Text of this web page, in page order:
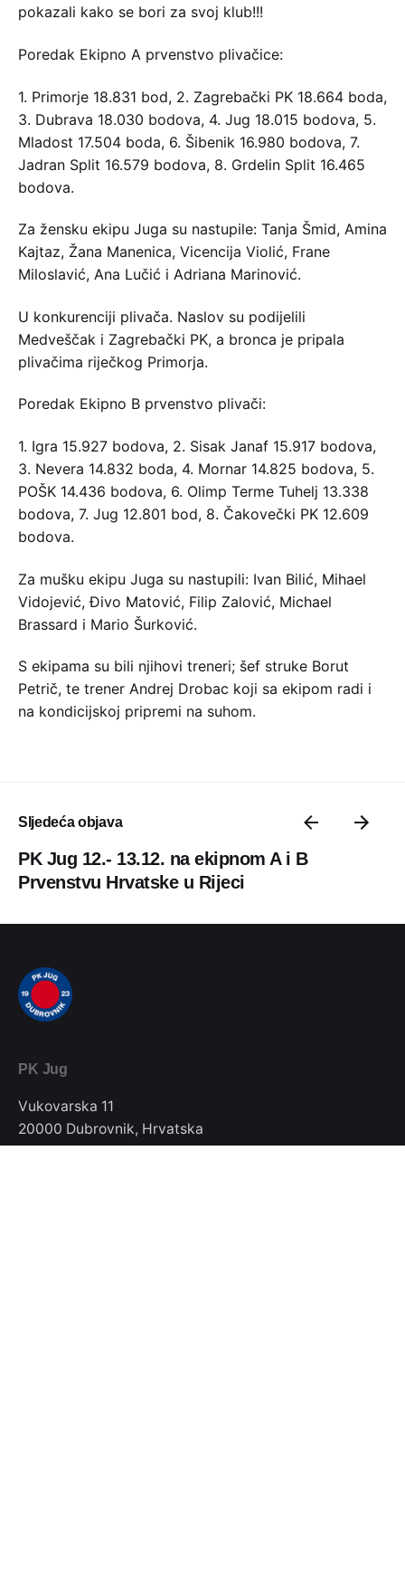
pokazali kako se bori za svoj klub!!!
Poredak Ekipno A prvenstvo plivačice:
1. Primorje 18.831 bod, 2. Zagrebački PK 18.664 boda,
3. Dubrava 18.030 bodova, 4. Jug 18.015 bodova, 5.
Mladost 17.504 boda, 6. Šibenik 16.980 bodova, 7.
Jadran Split 16.579 bodova, 8. Grdelin Split 16.465
bodova.
Za žensku ekipu Juga su nastupile: Tanja Šmid, Amina
Kajtaz, Žana Manenica, Vicencija Violić, Frane
Miloslavić, Ana Lučić i Adriana Marinović.
U konkurenciji plivača. Naslov su podijelili
Medveščak i Zagrebački PK, a bronca je pripala
plivačima riječkog Primorja.
Poredak Ekipno B prvenstvo plivači:
1. Igra 15.927 bodova, 2. Sisak Janaf 15.917 bodova,
3. Nevera 14.832 boda, 4. Mornar 14.825 bodova, 5.
POŠK 14.436 bodova, 6. Olimp Terme Tuhelj 13.338
bodova, 7. Jug 12.801 bod, 8. Čakovečki PK 12.609
bodova.
Za mušku ekipu Juga su nastupili: Ivan Bilić, Mihael
Vidojević, Đivo Matović, Filip Zalović, Michael
Brassard i Mario Šurković.
S ekipama su bili njihovi treneri; šef struke Borut
Petrič, te trener Andrej Drobac koji sa ekipom radi i
na kondicijskoj pripremi na suhom.
Sljedeća objava
PK Jug 12.- 13.12. na ekipnom A i B
Prvenstvu Hrvatske u Rijeci
PK Jug
Vukovarska 11
20000 Dubrovnik, Hrvatska